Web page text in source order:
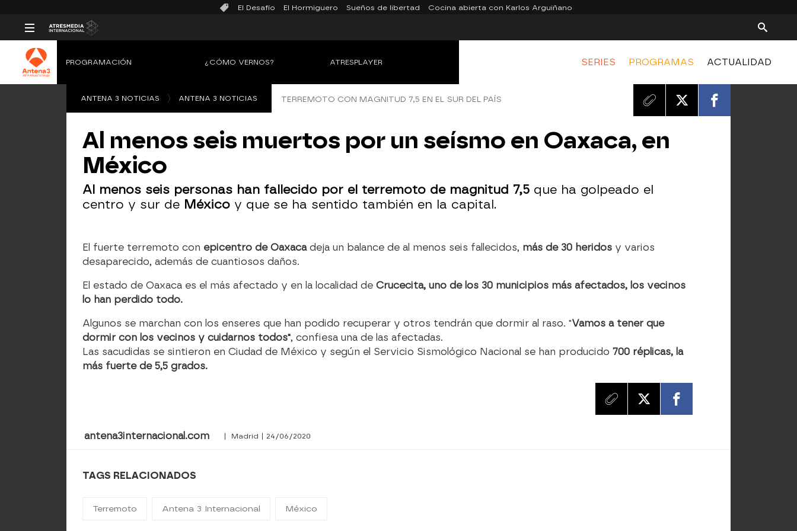
El Desafío El Hormiguero Sueños de libertad Cocina abierta con Karlos Arguiñano
SERIES PROGRAMAS ACTUALIDAD
PROGRAMACIÓN ¿CÓMO VERNOS? ATRESPLAYER
ANTENA 3 NOTICIAS ANTENA 3 NOTICIAS TERREMOTO CON MAGNITUD 7,5 EN EL SUR DEL PAÍS
Al menos seis muertos por un seísmo en Oaxaca, en
México
Al menos seis personas han fallecido por el terremoto de magnitud 7,5 que ha golpeado el
centro y sur de México y que se ha sentido también en la capital.
El fuerte terremoto con epicentro de Oaxacadeja un balance de al menos seis fallecidos, más de 30 heridos y varios
desaparecido, además de cuantiosos daños.
El estado de Oaxaca es el más afectado y en la localidad de Crucecita, uno de los 30 municipios más afectados, los vecinos
lo han perdido todo.
Algunos se marchan con los enseres que han podido recuperar y otros tendrán que dormir al raso. "Vamos a tener que
dormir con los vecinos y cuidarnos todos", confiesa una de las afectadas.
Las sacudidas se sintieron en Ciudad de México y según el Servicio Sismológico Nacional se han producido700 réplicas, la
más fuerte de 5,5 grados.
antena3internacional.com | Madrid | 24/06/2020
TAGS RELACIONADOS
Terremoto Antena 3 Internacional México